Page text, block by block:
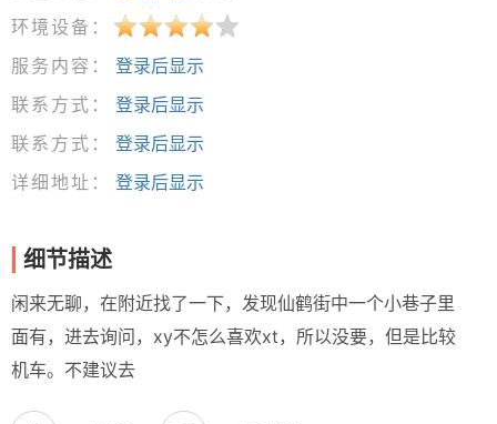
环境设备：
服务内容：
登录后显示
联系方式：
登录后显示
联系方式：
登录后显示
详细地址：
登录后显示
细节描述
闲来无聊，在附近找了一下，发现仙鹤街中一个小巷子里
面有，进去询问，xy不怎么喜欢xt，所以没要，但是比较
机车。不建议去